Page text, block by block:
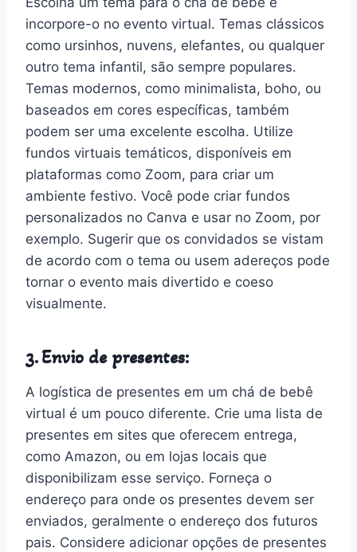
incorpore-o no evento virtual. Temas clássicos
como ursinhos, nuvens, elefantes, ou qualquer
outro tema infantil, são sempre populares.
Temas modernos, como minimalista, boho, ou
baseados em cores específicas, também
podem ser uma excelente escolha. Utilize
fundos virtuais temáticos, disponíveis em
plataformas como Zoom, para criar um
ambiente festivo. Você pode criar fundos
personalizados no Canva e usar no Zoom, por
exemplo. Sugerir que os convidados se vistam
de acordo com o tema ou usem adereços pode
tornar o evento mais divertido e coeso
visualmente.
3. Envio de presentes:
A logística de presentes em um chá de bebê
virtual é um pouco diferente. Crie uma lista de
presentes em sites que oferecem entrega,
como Amazon, ou em lojas locais que
disponibilizam esse serviço. Forneça o
endereço para onde os presentes devem ser
enviados, geralmente o endereço dos futuros
pais. Considere adicionar opções de presentes